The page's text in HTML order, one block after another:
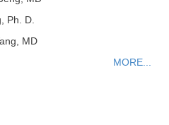
Ph. D.
MD